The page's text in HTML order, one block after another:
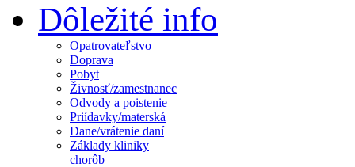
Dôležité info
Opatrovateľstvo
Doprava
Pobyt
Živnosť/zamestnanec
Odvody a poistenie
Priídavky/materská
Dane/vrátenie daní
Základy kliniky
chorôb